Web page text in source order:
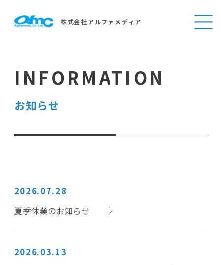
株式会社アルファメディア
ソフトウエア開発
教育
会社案内
事業内容
沿革
サイトマップ
お知らせ
2026.07.28
夏季休業のお知らせ
2026.03.13